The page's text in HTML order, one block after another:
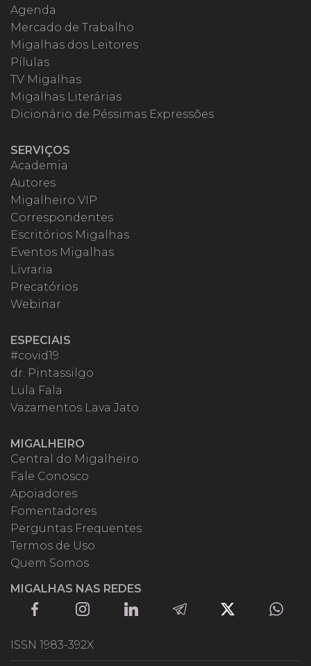
Agenda
Mercado de Trabalho
Migalhas dos Leitores
Pílulas
TV Migalhas
Migalhas Literárias
Dicionário de Péssimas Expressões
SERVIÇOS
Academia
Autores
Migalheiro VIP
Correspondentes
Escritórios Migalhas
Eventos Migalhas
Livraria
Precatórios
Webinar
ESPECIAIS
#covid19
dr. Pintassilgo
Lula Fala
Vazamentos Lava Jato
MIGALHEIRO
Central do Migalheiro
Fale Conosco
Apoiadores
Fomentadores
Perguntas Frequentes
Termos de Uso
Quem Somos
MIGALHAS NAS REDES
ISSN 1983-392X